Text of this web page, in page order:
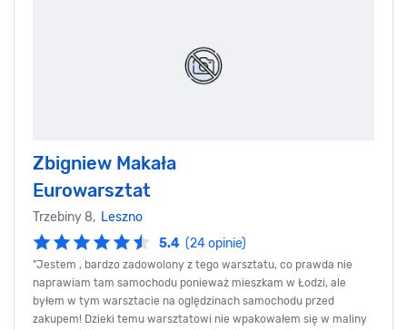
Zbigniew Makała
Eurowarsztat
Trzebiny 8, Leszno
5.4 (24 opinie)
"Jestem , bardzo zadowolony z tego warsztatu, co prawda nie
naprawiam tam samochodu ponieważ mieszkam w Łodzi, ale
byłem w tym warsztacie na oględzinach samochodu przed
zakupem! Dzieki temu warsztatowi nie wpakowałem się w maliny